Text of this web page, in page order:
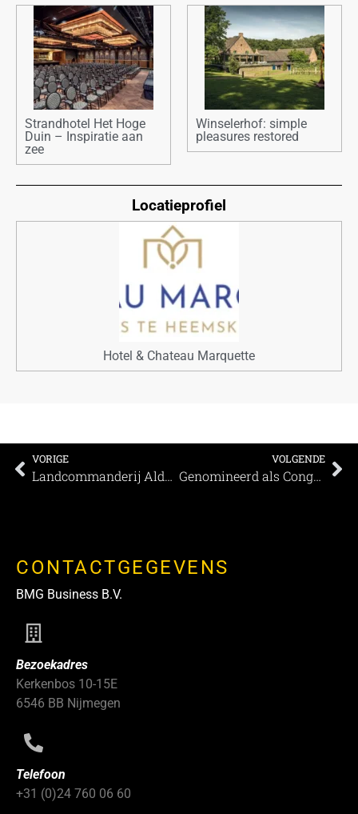
Strandhotel Het Hoge
Duin – Inspiratie aan
zee
Winselerhof: simple
pleasures restored
Locatieprofiel
Hotel & Chateau Marquette
VORIGE
Landcommanderij Alden Biesen: Where epic stories continue
VOLGENDE
Genomineerd als Congreslocatie van het Jaar: MECC Maastricht
CONTACTGEGEVENS
BMG Business B.V.
Bezoekadres
Kerkenbos 10-15E
6546 BB Nijmegen
Telefoon
+31 (0)24 760 06 60